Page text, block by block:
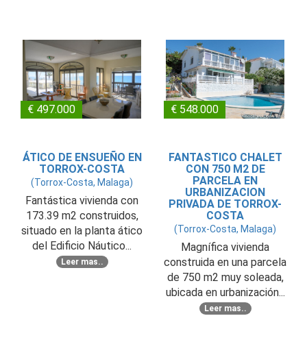
€ 497.000
ÁTICO DE ENSUEÑO EN
TORROX-COSTA
(Torrox-Costa, Malaga)
Fantástica vivienda con
173.39 m2 construidos,
situado en la planta ático
del Edificio Náutico...
Leer mas..
€ 548.000
FANTASTICO CHALET
CON 750 M2 DE
PARCELA EN
URBANIZACION
PRIVADA DE TORROX-
COSTA
(Torrox-Costa, Malaga)
Magnífica vivienda
construida en una parcela
de 750 m2 muy soleada,
ubicada en urbanización...
Leer mas..